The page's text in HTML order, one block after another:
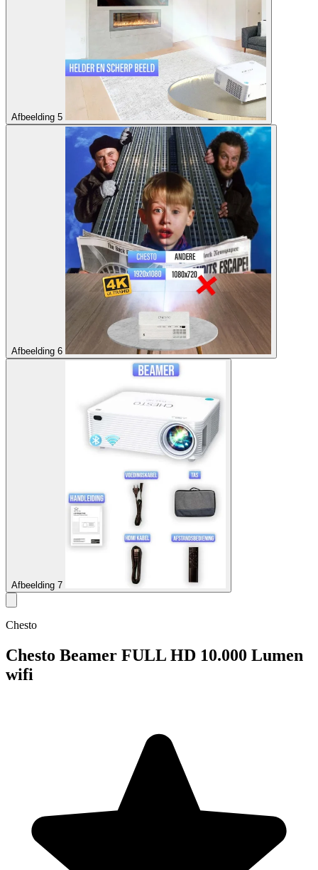
Afbeelding 5
Afbeelding 6
Afbeelding 7
Chesto
Chesto Beamer FULL HD 10.000 Lumen
wifi